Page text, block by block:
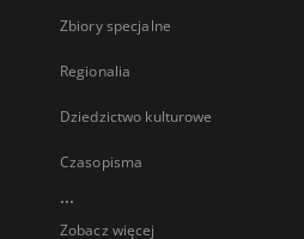
Zbiory specjalne
Regionalia
Dziedzictwo kulturowe
Czasopisma
...
Zobacz więcej